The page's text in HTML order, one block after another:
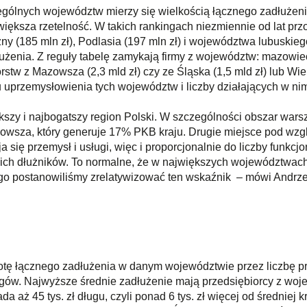
województw mierzy się wielkością łącznego
rzetelność. W takich rankingach niezmiennie od lat
(185 mln zł), Podlasia (197 mln zł) i województwa
Z reguły tabelę zamykają firmy z województw:
z Mazowsza (2,3 mld zł) czy ze Śląska (1,5 mld zł) lub
tych województw i liczby działających w
i najbogatszy region Polski. W szczególności obszar
który generuje 17% PKB kraju. Drugie miejsce pod
się przemysł i usługi, więc i proporcjonalnie do liczby
dłużników. To normalne, że w największych
postanowiliśmy zrelatywizować ten wskaźnik – mówi
łącznego zadłużenia w danym województwie przez liczbę
Najwyższe średnie zadłużenie mają przedsiębiorcy z
aż 45 tys. zł długu, czyli ponad 6 tys. zł więcej od średniej